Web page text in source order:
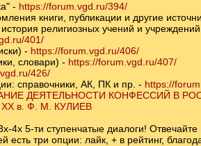
- https://forum.vgd.ru/394/
книги, публикации и другие
религиозных учений и
401/
- https://forum.vgd.ru/406/
словари) - https://forum.vgd.ru/407/
426/
справочники, АК, ПК и пр. - https://
ДЕЯТЕЛЬНОСТИ КОНФЕССИЙ В
в. Ф. М. КУЛИЕВ
5-ти ступенчатые диалоги! Отвечайте
есть три опции: лайк, + в рейтинг,